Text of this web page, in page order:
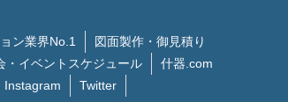
ン業界No.1
図面製作・御見積り
・イベントスケジュール
什器.com
Instagram Twitter